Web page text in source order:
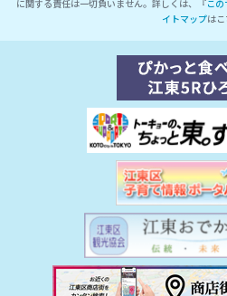
に関する責任は一切負いません。詳しくは、『こ
イトマップは